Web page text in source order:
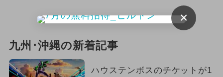
九州･沖縄の新着記事
ハウステンボスのチケットが1
×